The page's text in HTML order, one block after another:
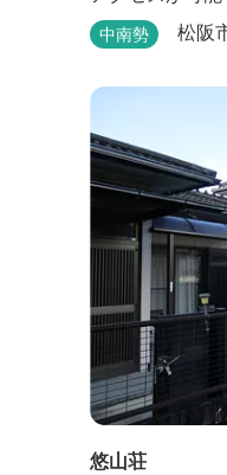
ております。ビ
中南勢 松阪
悠山荘